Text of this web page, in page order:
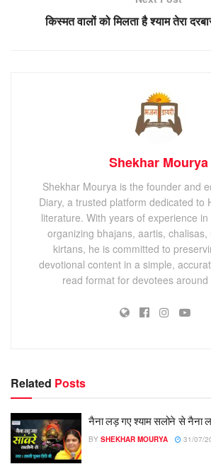
किस्मत वालों को मिलता है श्याम तेरा
Shekhar Mourya
Shekhar Mourya is the founder and
Diary, a trusted platform dedicated to
literature. With years of experience
organizing bhajans, aartis,
kirtans, he is committed to
devotional content in a simple,
read format for devotees around
Related Posts
नैना लड़ गए श्याम सलोने से नैना
BY SHEKHAR MOURYA 31/07/